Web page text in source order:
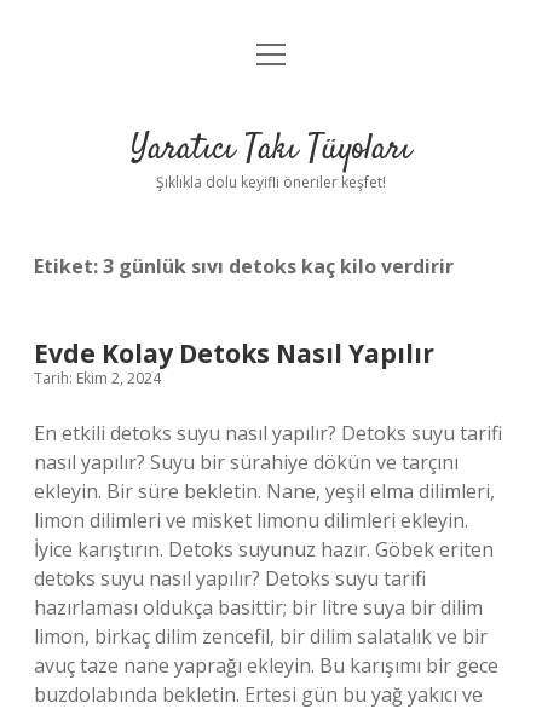
Anasayfa
Yasal Uyarı
menüyü
Yaratıcı Takı Tüyoları
Şıklıkla dolu keyifli öneriler keşfet!
Etiket:3 günlük sıvı detoks kaç kilo verdirir
Evde Kolay Detoks Nasıl Yapılır
Tarih: Ekim 2, 2024
En etkili detoks suyu nasıl yapılır? Detoks suyu tarifi
nasıl yapılır? Suyu bir sürahiye dökün ve tarçını
ekleyin. Bir süre bekletin. Nane, yeşil elma dilimleri,
limon dilimleri ve misket limonu dilimleri ekleyin.
İyice karıştırın. Detoks suyunuz hazır. Göbek eriten
detoks suyu nasıl yapılır? Detoks suyu tarifi
hazırlaması oldukça basittir; bir litre suya bir dilim
limon, birkaç dilim zencefil, bir dilim salatalık ve bir
avuç taze nane yaprağı ekleyin. Bu karışımı bir gece
buzdolabında bekletin. Ertesi gün bu yağ yakıcı ve